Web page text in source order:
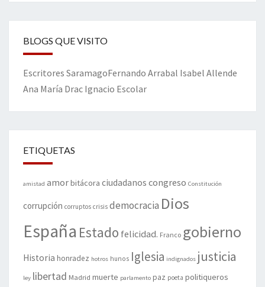
BLOGS QUE VISITO
Escritores SaramagoFernando Arrabal Isabel Allende
Ana María Drac Ignacio Escolar
ETIQUETAS
amistad amorbitácora ciudadanos congreso Constitución
corrupción corruptos crisis democracia Dios
España Estado felicidad. Franco gobierno
Historia honradez hotros hunos Iglesia indignados justicia
ley libertad Madrid muerte parlamento paz poeta politiqueros